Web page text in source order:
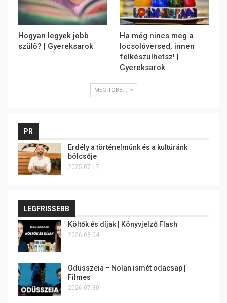
Hogyan legyek jobb
szülő? | Gyereksarok
Ha még nincs meg a
locsolóversed, innen
felkészülhetsz! |
Gyereksarok
MÉG TÖBB...
PR
Erdély a történelmünk és a kultúránk
bölcsője
2025.07.17.
LEGFRISSEBB
Költők és díjak | Könyvjelző Flash
2026.08.04.
Odüsszeia – Nolan ismét odacsap |
Filmes
2026.07.30.